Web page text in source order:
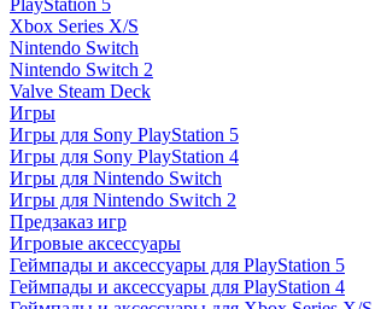
PlayStation 5
Xbox Series X/S
Nintendo Switch
Nintendo Switch 2
Valve Steam Deck
Игры
Игры для Sony PlayStation 5
Игры для Sony PlayStation 4
Игры для Nintendo Switch
Игры для Nintendo Switch 2
Предзаказ игр
Игровые аксессуары
Геймпады и аксессуары для PlayStation 5
Геймпады и аксессуары для PlayStation 4